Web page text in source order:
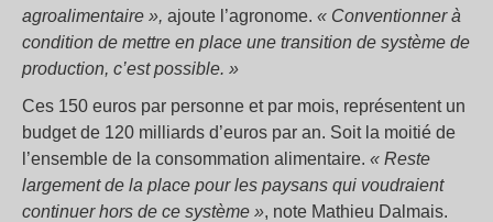
agroalimentaire », ajoute l’agronome. « Conventionner à
condition de mettre en place une transition de système de
production, c’est possible. »
Ces 150 euros par personne et par mois, représentent un
budget de 120 milliards d’euros par an. Soit la moitié de
l’ensemble de la consommation alimentaire. « Reste
largement de la place pour les paysans qui voudraient
continuer hors de ce système », note Mathieu Dalmais.